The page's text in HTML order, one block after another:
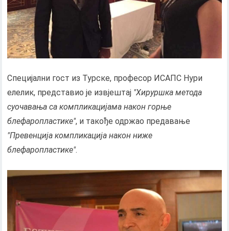
Специјални гост из Турске, професор ИСАПС Нури
елелик, представио је извјештај "Хируршка метода
суочавања са компликацијама након горње
блефаропластике", и такође одржао предавање
"Превенција компликација након ниже
блефаропластике".